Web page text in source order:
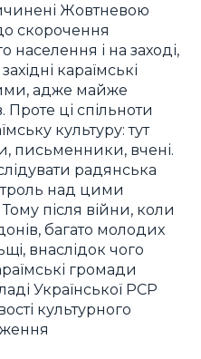
Жовтневою
скорочення
населення і на заході,
караїмські
адже майже
ці спільноти
культуру: тут
письменники, вчені.
радянська
над цими
після війни, коли
багато молодих
внаслідок чого
громади
Української РСР
культурного